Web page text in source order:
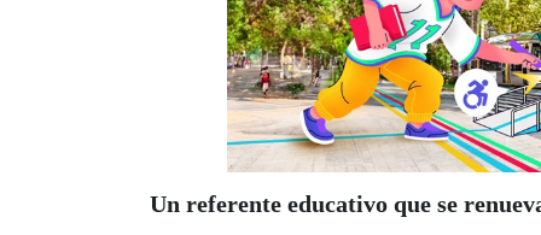
Un referente educativo que se